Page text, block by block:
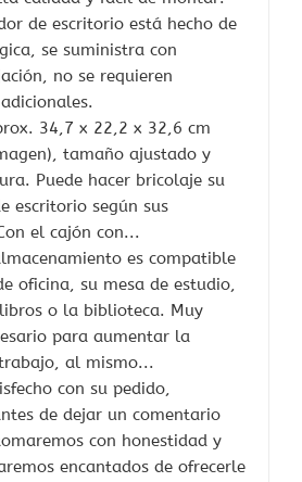
de escritorio está hecho de
se suministra con
no se requieren
34,7 x 22,2 x 32,6 cm
tamaño ajustado y
Puede hacer bricolaje su
escritorio según sus
el cajón con...
es compatible
oficina, su mesa de estudio,
o la biblioteca. Muy
para aumentar la
al mismo...
con su pedido,
de dejar un comentario
con honestidad y
encantados de ofrecerle